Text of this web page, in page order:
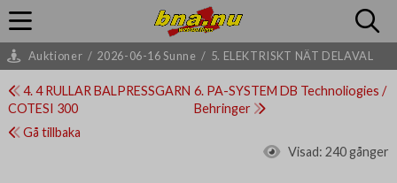
Auktioner / 2026-06-16 Sunne / 5. ELEKTRISKT NÄT DELAVAL
4. 4 RULLAR BALPRESSGARN
COTESI 300
6. PA-SYSTEM DB Technoliogies /
Behringer
Gå tillbaka
Visad: 240 gånger